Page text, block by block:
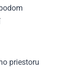
priestoru